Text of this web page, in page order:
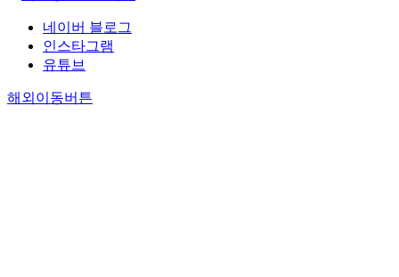
네이버 블로그
인스타그램
유튜브
해외이동버튼